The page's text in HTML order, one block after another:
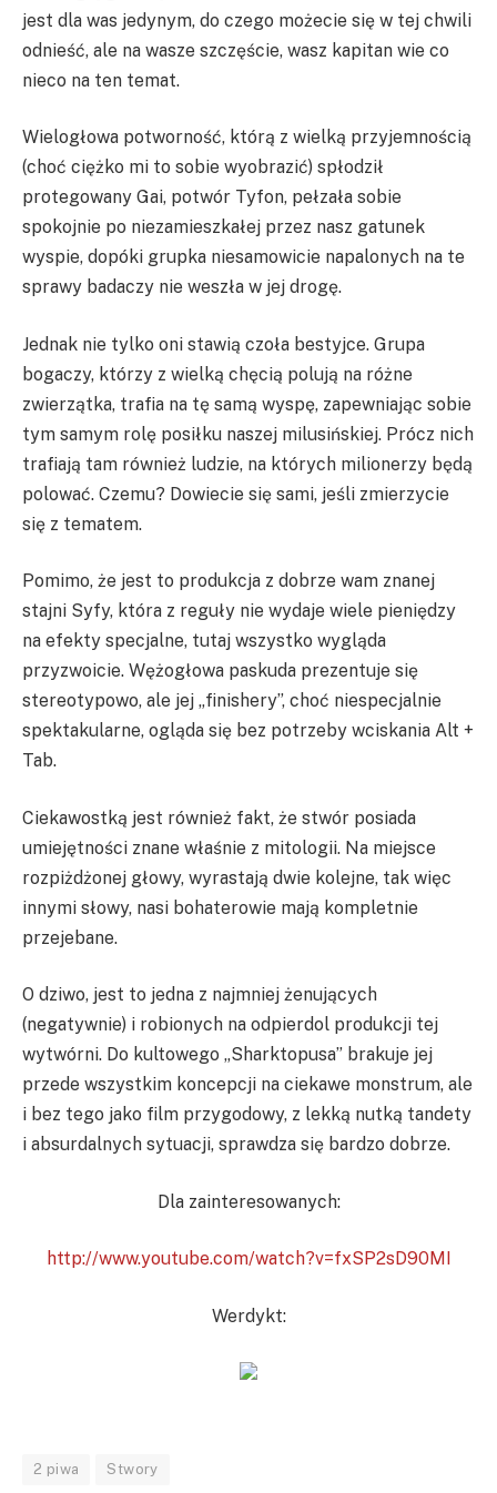
jest dla was jedynym, do czego możecie się w tej chwili
odnieść, ale na wasze szczęście, wasz kapitan wie co
nieco na ten temat.
Wielogłowa potworność, którą z wielką przyjemnością
(choć ciężko mi to sobie wyobrazić) spłodził
protegowany Gai, potwór Tyfon, pełzała sobie
spokojnie po niezamieszkałej przez nasz gatunek
wyspie, dopóki grupka niesamowicie napalonych na te
sprawy badaczy nie weszła w jej drogę.
Jednak nie tylko oni stawią czoła bestyjce. Grupa
bogaczy, którzy z wielką chęcią polują na różne
zwierzątka, trafia na tę samą wyspę, zapewniając sobie
tym samym rolę posiłku naszej milusińskiej. Prócz nich
trafiają tam również ludzie, na których milionerzy będą
polować. Czemu? Dowiecie się sami, jeśli zmierzycie
się z tematem.
Pomimo, że jest to produkcja z dobrze wam znanej
stajni Syfy, która z reguły nie wydaje wiele pieniędzy
na efekty specjalne, tutaj wszystko wygląda
przyzwoicie. Wężogłowa paskuda prezentuje się
stereotypowo, ale jej „finishery”, choć niespecjalnie
spektakularne, ogląda się bez potrzeby wciskania Alt +
Tab.
Ciekawostką jest również fakt, że stwór posiada
umiejętności znane właśnie z mitologii. Na miejsce
rozpiżdżonej głowy, wyrastają dwie kolejne, tak więc
innymi słowy, nasi bohaterowie mają kompletnie
przejebane.
O dziwo, jest to jedna z najmniej żenujących
(negatywnie) i robionych na odpierdol produkcji tej
wytwórni. Do kultowego „Sharktopusa” brakuje jej
przede wszystkim koncepcji na ciekawe monstrum, ale
i bez tego jako film przygodowy, z lekką nutką tandety
i absurdalnych sytuacji, sprawdza się bardzo dobrze.
Dla zainteresowanych:
http://www.youtube.com/watch?v=fxSP2sD90MI
Werdykt:
2 piwa Stwory